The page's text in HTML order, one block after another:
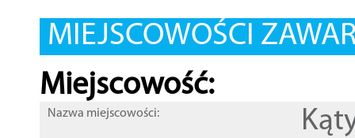
MIEJSCOWOŚCI
Miejscowość:
Nazwa miejscowości: